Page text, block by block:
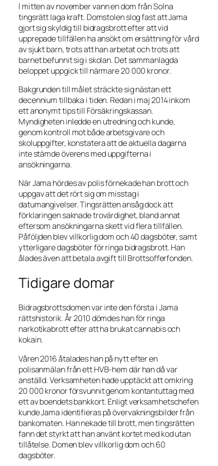
I mitten av november vann en dom från Solna
tingsrätt laga kraft. Domstolen slog fast att Jama
gjort sig skyldig till bidragsbrott efter att vid
upprepade tillfällen ha ansökt om ersättning för vård
av sjukt barn, trots att han arbetat och trots att
barnet befunnit sig i skolan. Det sammanlagda
beloppet uppgick till närmare 20 000 kronor.
Bakgrunden till målet sträckte sig nästan ett
decennium tillbaka i tiden. Redan i maj 2014 inkom
ett anonymt tips till Försäkringskassan.
Myndigheten inledde en utredning och kunde,
genom kontroll mot både arbetsgivare och
skoluppgifter, konstatera att de aktuella dagarna
inte stämde överens med uppgifterna i
ansökningarna.
När Jama hördes av polis förnekade han brott och
uppgav att det rört sig om misstag i
datumangivelser. Tingsrätten ansåg dock att
förklaringen saknade trovärdighet, bland annat
eftersom ansökningarna skett vid flera tillfällen.
Påföljden blev villkorlig dom och 40 dagsböter, samt
ytterligare dagsböter för ringa bidragsbrott. Han
ålades även att betala avgift till Brottsofferfonden.
Tidigare domar
Bidragsbrottsdomen var inte den första i Jama
rättshistorik. År 2010 dömdes han för ringa
narkotikabrott efter att ha brukat cannabis och
kokain.
Våren 2016 åtalades han på nytt efter en
polisanmälan från ett HVB-hem där han då var
anställd. Verksamheten hade upptäckt att omkring
20 000 kronor försvunnit genom kontantuttag med
ett av boendets bankkort. Enligt verksamhetschefen
kunde Jama identifieras på övervakningsbilder från
bankomaten. Han nekade till brott, men tingsrätten
fann det styrkt att han använt kortet med kod utan
tillåtelse. Domen blev villkorlig dom och 60
dagsböter.